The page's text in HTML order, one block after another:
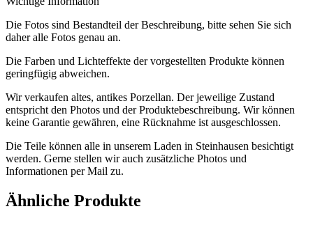
Die Fotos sind Bestandteil der Beschreibung, bitte sehen Sie sich
daher alle Fotos genau an.
Die Farben und Lichteffekte der vorgestellten Produkte können
geringfügig abweichen.
Wir verkaufen altes, antikes Porzellan. Der jeweilige Zustand
entspricht den Photos und der Produktebeschreibung. Wir können
keine Garantie gewähren, eine Rücknahme ist ausgeschlossen.
Die Teile können alle in unserem Laden in Steinhausen besichtigt
werden. Gerne stellen wir auch zusätzliche Photos und
Informationen per Mail zu.
Ähnliche Produkte